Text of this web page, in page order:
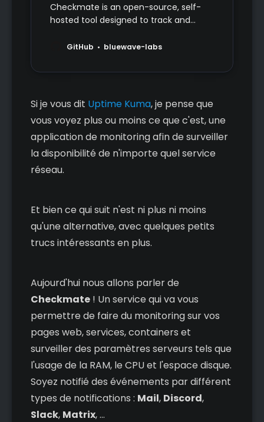
Checkmate is an open-source, self-
hosted tool designed to track and
response times, and incidents in real-
Don&#39;t be shy, join…
GitHub bluewave-labs
Si je vous dit Uptime Kuma, je pense que
vous voyez plus ou moins ce que c'est, une
application de monitoring afin de surveiller
la disponibilité de n'importe quel service
réseau.
Et bien ce qui suit n'est ni plus ni moins
qu'une alternative, avec quelques petits
trucs intéressants en plus.
Aujourd'hui nous allons parler de
Checkmate ! Un service qui va vous
permettre de faire du monitoring sur vos
pages web, services, containers et
surveiller des paramètres serveurs tels que
l'usage de la RAM, le CPU et l'espace disque.
Soyez notifié des événements par différent
types de notifications : Mail, Discord,
Slack, Matrix, ...